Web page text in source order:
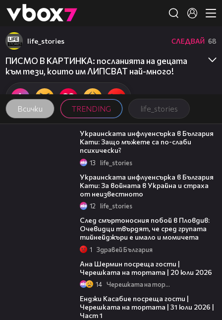
👾
Всички TRENDING life_stories
life_stories СЛЕДВАЙ 68
ПИСМО В КАРТИНКА: посланията на децата
към тези, които им ЛИПСВАТ най-много!
05:32
Украинската инфлуенсърка в България
Кати: Защо мъжете са по-слаби
психически?
13 life_stories
Украинската инфлуенсърка в България
Кати: За войната в Украйна и страха
от неизвестното
12 life_stories
След смъртоносния побой в Пловдив:
Очевидци твърдят, че сред групата
тийнейджъри е имало и момичета
1 Здравей България
Ана Шермин посреща гости |
Черешката на тортата | 20 юли 2026
14 Черешката на тортата
Енджи Касабие посреща гости |
Черешката на тортата | 31 юли 2026 |
Част 1